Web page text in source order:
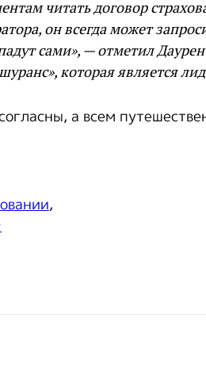
читать договор
он всегда может
сами», — отметил
которая является
а всем
,